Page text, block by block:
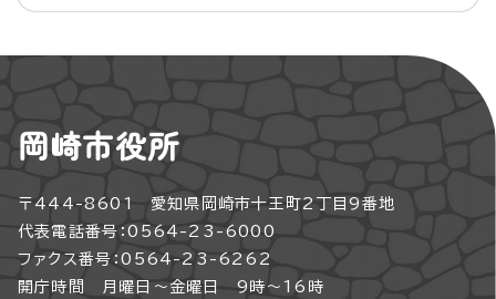
岡崎市役所
〒444-8601 愛知県岡崎市十王町2丁目9番地
代表電話番号：0564-23-6000
ファクス番号：0564-23-6262
開庁時間 月曜日～金曜日 9時～16時